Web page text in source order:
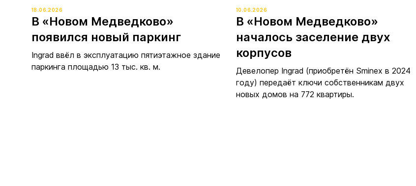
18.06.2026
В «Новом Медведково»
появился новый паркинг
Ingrad ввёл в эксплуатацию пятиэтажное здание
паркинга площадью 13 тыс. кв. м.
10.06.2026
В «Новом Медведково»
началось заселение двух
корпусов
Девелопер Ingrad (приобретён Sminex в 2024
году) передаёт ключи собственникам двух
новых домов на 772 квартиры.